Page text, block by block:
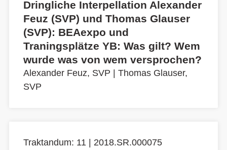
Dringliche Interpellation Alexander
Feuz (SVP) und Thomas Glauser
(SVP): BEAexpo und
Traningsplätze YB: Was gilt? Wem
wurde was von wem versprochen?
Alexander Feuz, SVP
Thomas Glauser,
SVP
Traktandum: 11 | 2018.SR.000075